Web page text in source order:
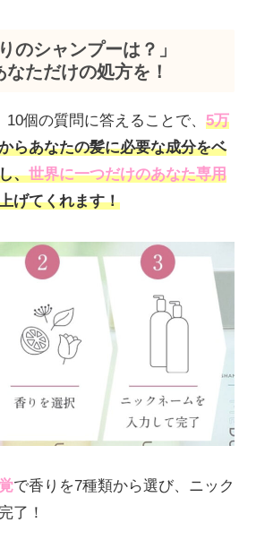
のシャンプーは？」
ただけの処方を！
10個の質問に答えることで、 5万
らあなたの髪に必要な成分をベ
、世界に一つだけのあなた専用
げてくれます！
で香りを7種類から選び、ニック
了！